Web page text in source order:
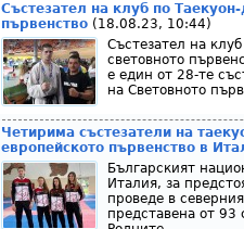
Състезател на клуб по
първенство(18.08.23, 10:44)
Състезател на
световното
е един от 28-те
на Световното
Четирима състезатели на
европейското първенство в
Българският
Италия, за
проведе в
представена от